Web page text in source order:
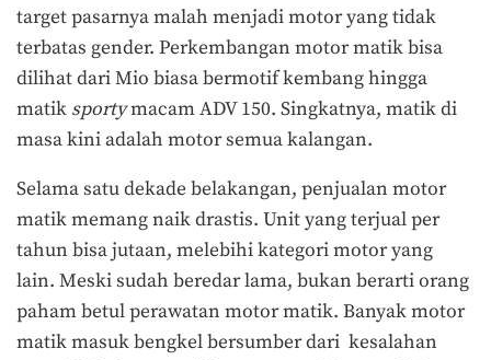
target pasarnya malah menjadi motor yang tidak
terbatas gender. Perkembangan motor matik bisa
dilihat dari Mio biasa bermotif kembang hingga
matik sportymacam ADV 150. Singkatnya, matik di
masa kini adalah motor semua kalangan.
Selama satu dekade belakangan, penjualan motor
matik memang naik drastis. Unit yang terjual per
tahun bisa jutaan, melebihi kategori motor yang
lain. Meski sudah beredar lama, bukan berarti orang
paham betul perawatan motor matik. Banyak motor
matik masuk bengkel bersumber dari kesalahan